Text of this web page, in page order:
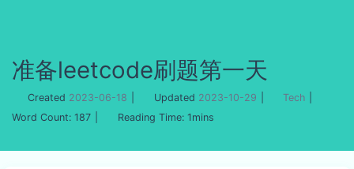
准备leetcode刷题第一天
Created 2023-06-18 Updated 2023-10-29 Tech
Word Count: 187 Reading Time: 1mins